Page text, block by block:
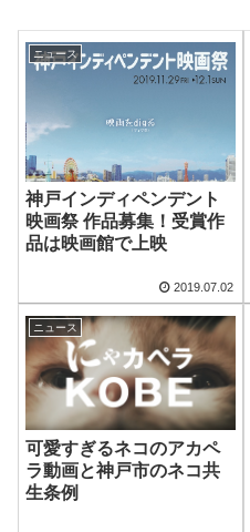
ニュース
神戸インディペンデント
映画祭 作品募集！受賞作
品は映画館で上映
2019.07.02
ニュース
可愛すぎるネコのアカペ
ラ動画と神戸市のネコ共
生条例